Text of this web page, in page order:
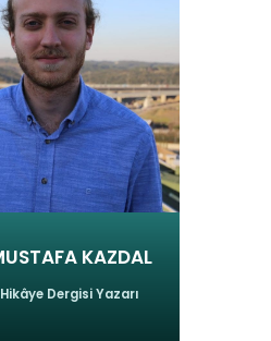
KAZDAL
Dergisi Yazarı